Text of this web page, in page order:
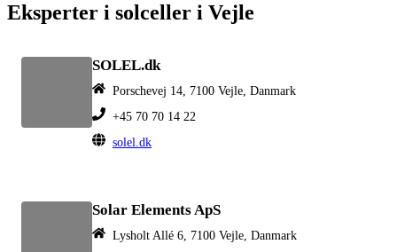
Eksperter i solceller i Vejle
SOLEL.dk
Porschevej 14, 7100 Vejle, Danmark
+45 70 70 14 22
solel.dk
Solar Elements ApS
Lysholt Allé 6, 7100 Vejle, Danmark